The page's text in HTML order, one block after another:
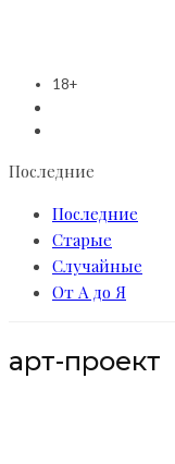
18+
Последние
Последние
Старые
Случайные
От А до Я
арт-проект